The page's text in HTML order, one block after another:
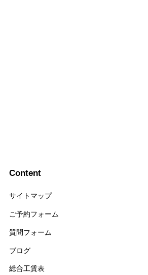
Content
サイトマップ
ご予約フォーム
質問フォーム
ブログ
総合工賃表